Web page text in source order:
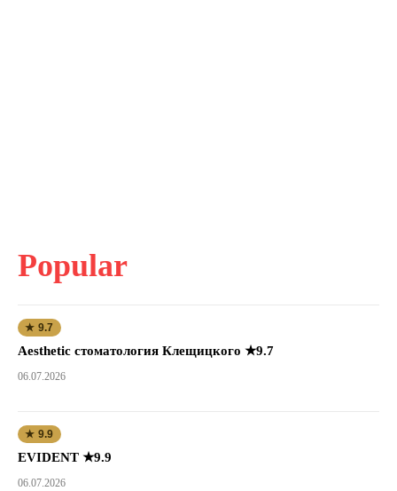
Popular
★ 9.7
Aesthetic стоматология Клещицкого ★9.7
06.07.2026
★ 9.9
EVIDENT ★9.9
06.07.2026